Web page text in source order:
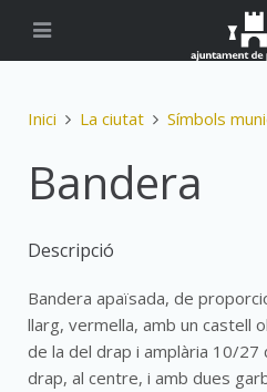
Inici La ciutat Símbols
Bandera
Descripció
Bandera apaïsada, de
llarg, vermella, amb un castell
de la del drap i amplària 10/27
drap, al centre, i amb dues